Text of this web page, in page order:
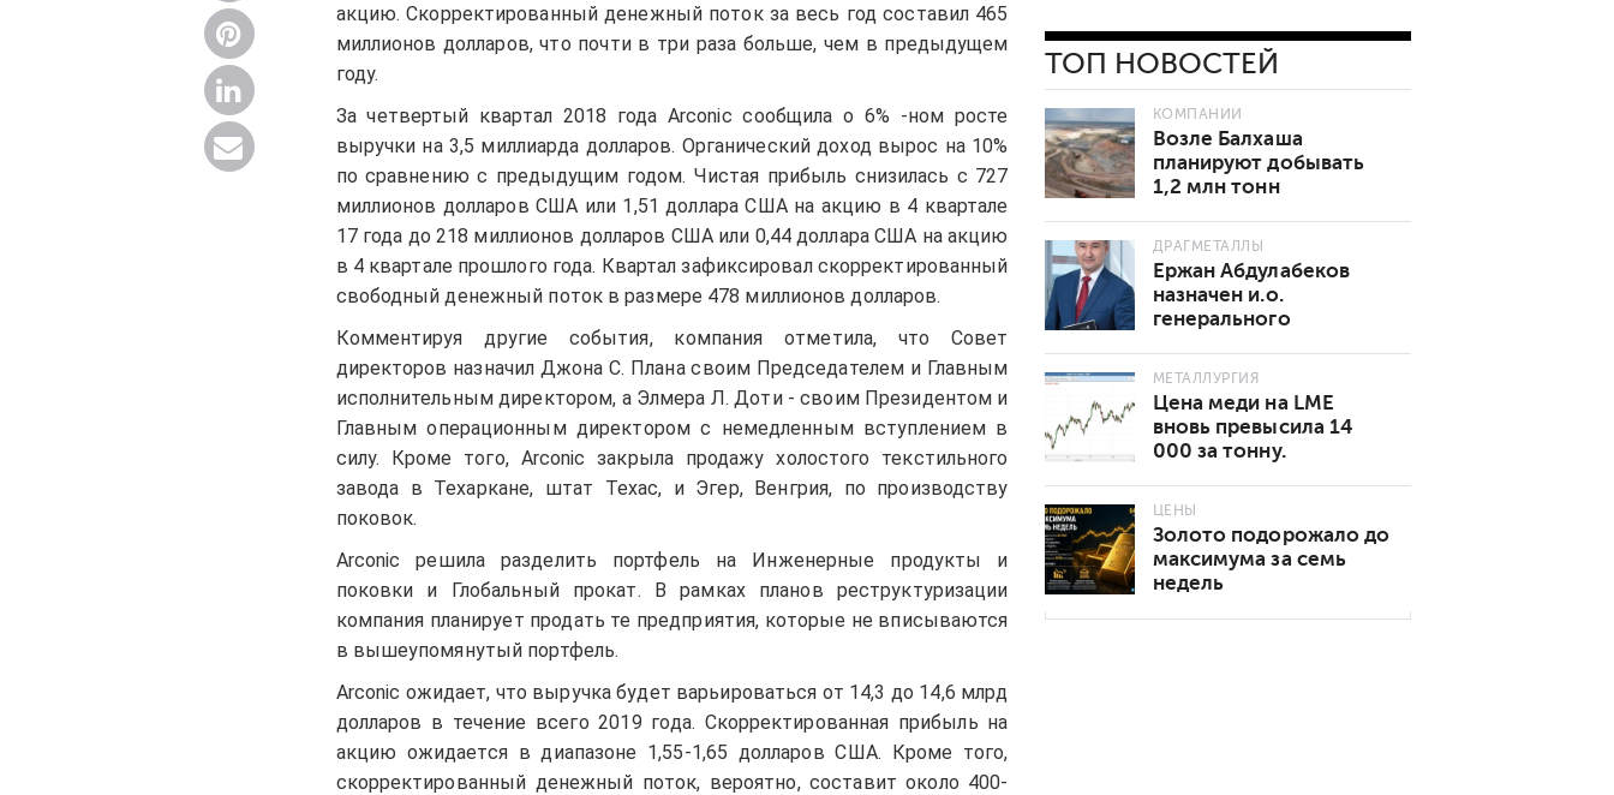
акцию. Скорректированный денежный поток за весь год составил 465
миллионов долларов, что почти в три раза больше, чем в предыдущем
году.
За четвертый квартал 2018 года Arconic сообщила о 6% -ном росте
выручки на 3,5 миллиарда долларов. Органический доход вырос на 10%
по сравнению с предыдущим годом. Чистая прибыль снизилась с 727
миллионов долларов США или 1,51 доллара США на акцию в 4 квартале
17 года до 218 миллионов долларов США или 0,44 доллара США на акцию
в 4 квартале прошлого года. Квартал зафиксировал скорректированный
свободный денежный поток в размере 478 миллионов долларов.
Комментируя другие события, компания отметила, что Совет
директоров назначил Джона С. Плана своим Председателем и Главным
исполнительным директором, а Элмера Л. Доти - своим Президентом и
Главным операционным директором с немедленным вступлением в
силу. Кроме того, Arconic закрыла продажу холостого текстильного
завода в Техаркане, штат Техас, и Эгер, Венгрия, по производству
поковок.
Arconic решила разделить портфель на Инженерные продукты и
поковки и Глобальный прокат. В рамках планов реструктуризации
компания планирует продать те предприятия, которые не вписываются
в вышеупомянутый портфель.
Arconic ожидает, что выручка будет варьироваться от 14,3 до 14,6 млрд
долларов в течение всего 2019 года. Скорректированная прибыль на
акцию ожидается в диапазоне 1,55-1,65 долларов США. Кроме того,
скорректированный денежный поток, вероятно, составит около 400-
ТОП НОВОСТЕЙ
КОМПАНИИ
Возле Балхаша
планируют добывать
1,2 млн тонн
руды в год
ДРАГМЕТАЛЛЫ
Ержан Абдулабеков
назначен и.о.
генерального
МЕТАЛЛУРГИЯ
Цена меди на LME
вновь превысила 14
000 за тонну.
роста
ЦЕНЫ
Золото подорожало до
максимума за семь
недель